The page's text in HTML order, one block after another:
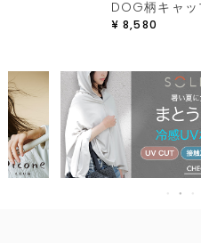
DOG柄キャッ
¥ 8,580